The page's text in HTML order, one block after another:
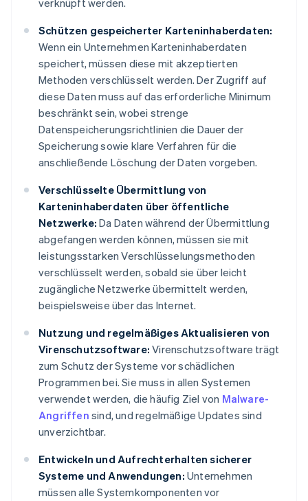
verknüpft werden.
Schützen gespeicherter Karteninhaberdaten:
Wenn ein Unternehmen Karteninhaberdaten
speichert, müssen diese mit akzeptierten
Methoden verschlüsselt werden. Der Zugriff auf
diese Daten muss auf das erforderliche Minimum
beschränkt sein, wobei strenge
Datenspeicherungsrichtlinien die Dauer der
Speicherung sowie klare Verfahren für die
anschließende Löschung der Daten vorgeben.
Verschlüsselte Übermittlung von
Karteninhaberdaten über öffentliche
Netzwerke: Da Daten während der Übermittlung
abgefangen werden können, müssen sie mit
leistungsstarken Verschlüsselungsmethoden
verschlüsselt werden, sobald sie über leicht
zugängliche Netzwerke übermittelt werden,
beispielsweise über das Internet.
Nutzung und regelmäßiges Aktualisieren von
Virenschutzsoftware: Virenschutzsoftware trägt
zum Schutz der Systeme vor schädlichen
Programmen bei. Sie muss in allen Systemen
verwendet werden, die häufig Ziel von Malware-
Angriffen sind, und regelmäßige Updates sind
unverzichtbar.
Entwickeln und Aufrechterhalten sicherer
Systeme und Anwendungen: Unternehmen
müssen alle Systemkomponenten vor